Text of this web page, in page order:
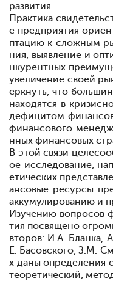
развития.
Практика
е предприятия
птацию к сложным
ния, выявление и
нкурентных
увеличение своей
еркнуть, что
находятся в
дефицитом
финансового
нных финансовых
В этой связи
ое исследование,
етических
ансовые ресурсы
аккумулированию и
Изучению вопросов
тия посвящено
второв: И.А. Бланка,
Е. Басовского, З.М.
х даны определения
теоретический,